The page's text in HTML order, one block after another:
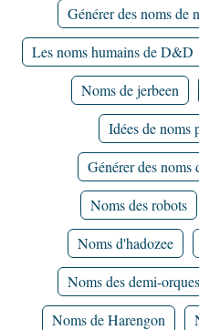
Générer des noms de
Les noms humains de D&D
Noms de jerbeen
Idées de noms
Générer des noms
Noms des robots
Noms d'hadozee
Noms des demi-orques
Noms de Harengon